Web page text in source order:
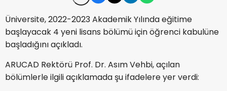
Üniversite, 2022-2023 Akademik Yılında eğitime
başlayacak 4 yeni lisans bölümü için öğrenci kabulüne
başladığını açıkladı.
ARUCAD Rektörü Prof. Dr. Asım Vehbi, açılan
bölümlerle ilgili açıklamada şu ifadelere yer verdi: